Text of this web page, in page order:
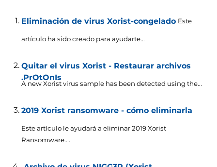
Eliminación de virus Xorist-congelado Este
artículo ha sido creado para ayudarte...
Quitar el virus Xorist - Restaurar archivos
.PrOtOnIs
A new Xorist virus sample has been detected using the...
2019 Xorist ransomware - cómo eliminarla
Este artículo le ayudará a eliminar 2019Xorist
Ransomware....